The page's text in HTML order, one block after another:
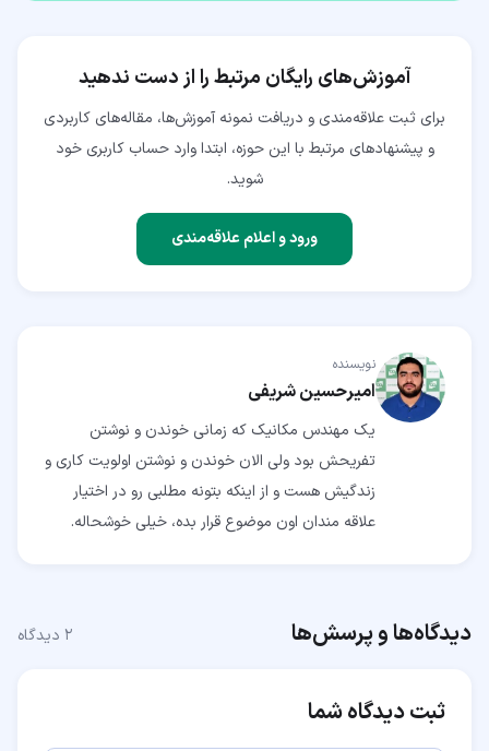
آموزش‌های رایگان مرتبط را از دست ندهید
برای ثبت علاقه‌مندی و دریافت نمونه آموزش‌ها، مقاله‌های کاربردی
و پیشنهادهای مرتبط با این حوزه، ابتدا وارد حساب کاربری خود
شوید.
ورود و اعلام علاقه‌مندی
نویسنده
امیرحسین شریفی
یک مهندس مکانیک که زمانی خوندن و نوشتن
تفریحش بود ولی الان خوندن و نوشتن اولویت کاری و
زندگیش هست و از اینکه بتونه مطلبی رو در اختیار
علاقه مندان اون موضوع قرار بده، خیلی خوشحاله.
دیدگاه‌ها و پرسش‌ها ۲ دیدگاه
ثبت دیدگاه شما